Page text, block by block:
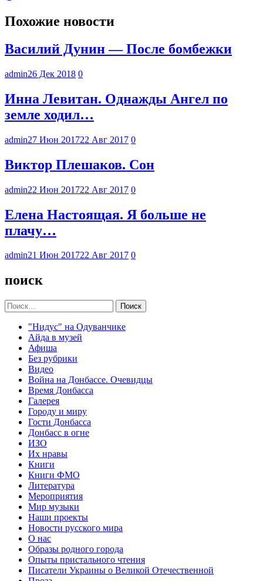
Похожие новости
Василий Дунин — После бомбежки
admin26 Дек 2018 0
Инна Левитан. Однажды Ангел по
земле ходил…
admin27 Июн 201722 Авг 2017 0
Виктор Плешаков. Сон
admin22 Июн 201722 Авг 2017 0
Елена Настоящая. Я больше не
плачу…
admin21 Июн 201722 Авг 2017 0
поиск
Найти:
"Нидус" на Одуванчике
Айда в музей
Афиша
Без рубрики
Видео
Война на Донбассе. Очевидцы
Время Донбасса
Галерея
Городу и миру
Гости Донбасса
Донбасс в огне
ИЗО
Их нравы
Книги
Книги ФМО
Литература
Мероприятия
Мир музыки
Наши проекты
Новости русского мира
О нас
Образы родного города
Опыты пристального чтения
Писатели Украины о Великой Отечественной